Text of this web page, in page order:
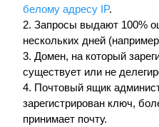
белому адресу IP.
2. Запросы выдают 100%
нескольких дней
3. Домен, на который
существует или не
4. Почтовый ящик
зарегистрирован ключ,
принимает почту.